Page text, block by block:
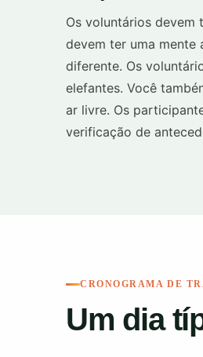
Os voluntários devem
devem ter uma mente
diferente. Os
elefantes. Você
ar livre. Os
verificação de
CRONOGRAMA DE
Um dia